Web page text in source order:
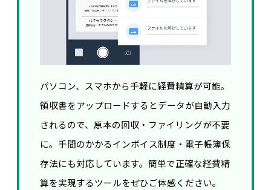
パソコン、スマホから手軽に経費精算が可能。
領収書をアップロードするとデータが自動入力
されるので、原本の回収・ファイリングが不要
に。手間のかかるインボイス制度・電子帳簿保
存法にも対応しています。簡単で正確な経費精
算を実現するツールをぜひご体感ください。